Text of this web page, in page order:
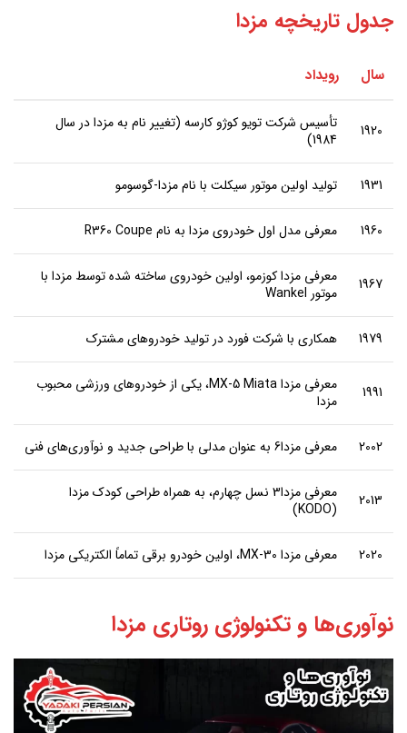
جدول تاریخچه مزدا
سال رویداد
1920
تأسیس شرکت تویو کوژو کارسه (تغییر نام به مزدا در سال
1984)
1931 تولید اولین موتور سیکلت با نام مزدا-گوسومو
1960 معرفی مدل اول خودروی مزدا به نام R360 Coupe
1967
معرفی مزدا کوزمو، اولین خودروی ساخته شده توسط مزدا با
موتور Wankel
1979 همکاری با شرکت فورد در تولید خودروهای مشترک
1991
معرفی مزدا MX-5 Miata، یکی از خودروهای ورزشی محبوب
مزدا
2002 معرفی مزدا6 به عنوان مدلی با طراحی جدید و نوآوری‌های فنی
2013
معرفی مزدا3 نسل چهارم، به همراه طراحی کودک مزدا
(KODO)
2020 معرفی مزدا MX-30، اولین خودرو برقی تماماً الکتریکی مزدا
نوآوری‌ها و تکنولوژی روتاری مزدا